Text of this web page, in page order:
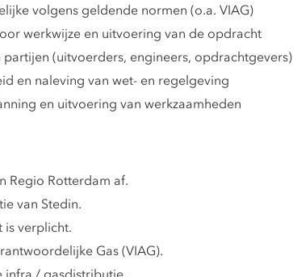
volgens geldende normen (o.a. VIAG)
werkwijze en uitvoering van de opdracht
(uitvoerders, engineers, opdrachtgevers)
en naleving van wet- en regelgeving
en uitvoering van werkzaamheden
Regio Rotterdam af.
van Stedin.
is verplicht.
Gas (VIAG).